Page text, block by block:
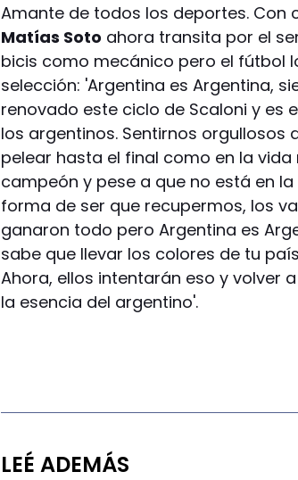
Amante de todos los deportes. Con
Matías Soto ahora transita por el
bicis como mecánico pero el fútbol
selección: 'Argentina es Argentina,
renovado este ciclo de Scaloni y es
los argentinos. Sentirnos
pelear hasta el final como en la
campeón y pese a que no está en
forma de ser que recupermos, los
ganaron todo pero Argentina es
sabe que llevar los colores de tu
Ahora, ellos intentarán eso y volver
la esencia del argentino'.
LEÉ ADEMÁS